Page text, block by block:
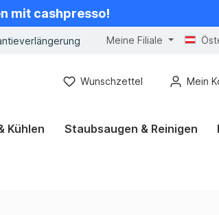
mit cashpresso!
Meine Filiale
Wunschzettel Mein
Kühlen Staubsaugen & Reinigen